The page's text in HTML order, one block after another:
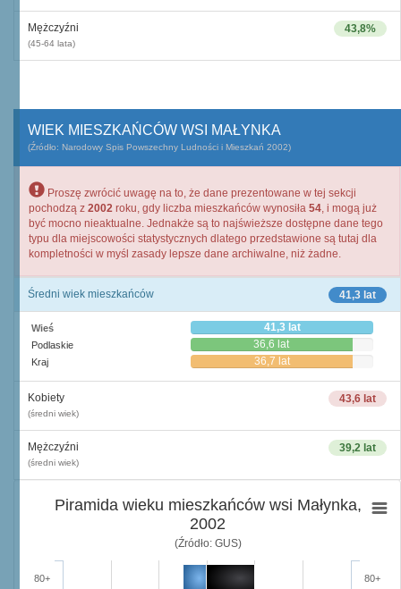
43,8%
Mężczyźni
(45-64 lata)
WIEK MIESZKAŃCÓW WSI MAŁYNKA
(Źródło: Narodowy Spis Powszechny Ludności i Mieszkań 2002)
Proszę zwrócić uwagę na to, że dane prezentowane w tej sekcji
pochodzą z 2002 roku, gdy liczba mieszkańców wynosiła 54, i mogą już
być mocno nieaktualne. Jednakże są to najświeższe dostępne dane tego
typu dla miejscowości statystycznych dlatego przedstawione są tutaj dla
kompletności w myśl zasady lepsze dane archiwalne, niż żadne.
41,3 lat
Średni wiek mieszkańców
Wieś 41,3 lat
Podlaskie 36,6 lat
Kraj 36,7 lat
43,6 lat
Kobiety
(średni wiek)
39,2 lat
Mężczyźni
(średni wiek)
Piramida wieku mieszkańców wsi Małynka,
2002
(Źródło: GUS)
80+ 80+